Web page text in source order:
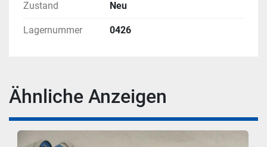
Zustand Neu
Lagernummer 0426
Ähnliche Anzeigen